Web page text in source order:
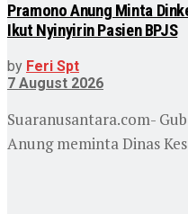
Pramono Anung Minta
Ikut Nyinyirin Pasien BPJS
by Feri Spt
7 August 2026
Suaranusantara.com-
Anung meminta Dinas